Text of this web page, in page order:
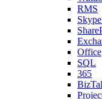
RMS
Office
SQL
365